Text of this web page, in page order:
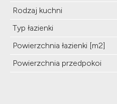
Rodzaj kuchni
Typ łazienki
Powierzchnia łazienki [m2]
Powierzchnia przedpokoi